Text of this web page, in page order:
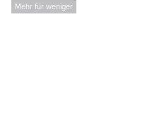
Mehr für weniger